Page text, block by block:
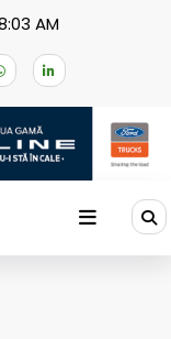
AM